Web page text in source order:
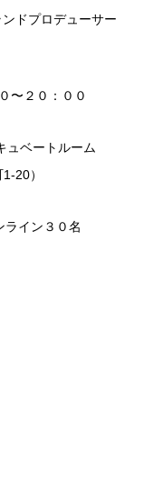
ドプロデューサー
〜２０：００
ュベートルーム
20）
イン３０名